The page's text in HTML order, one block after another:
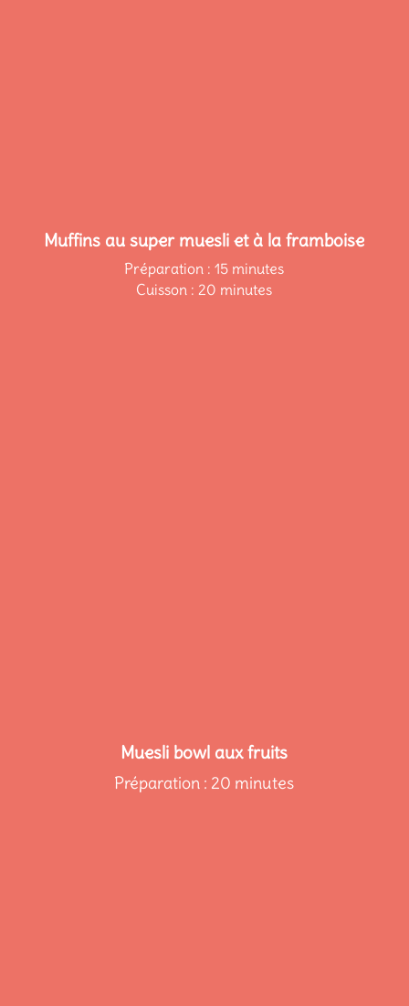
Muffins au super muesli et à la framboise
Préparation : 15 minutes
Cuisson : 20 minutes
Muesli bowl aux fruits
Préparation : 20 minutes